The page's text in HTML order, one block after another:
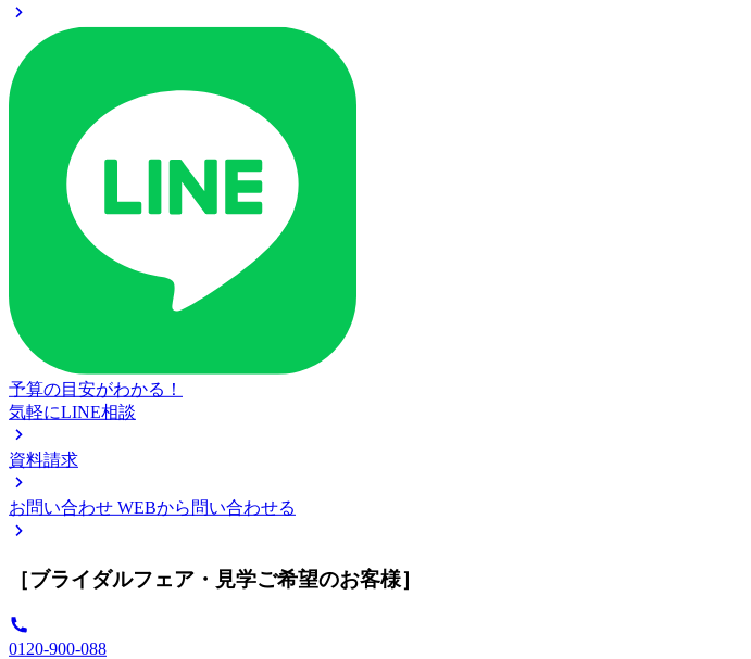
予算の目安がわかる！
気軽にLINE相談
資料請求
お問い合わせ WEBから問い合わせる
［ブライダルフェア・見学ご希望のお客様］
0120-900-088